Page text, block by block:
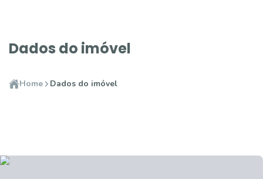
Dados do imóvel
Home Dados do imóvel